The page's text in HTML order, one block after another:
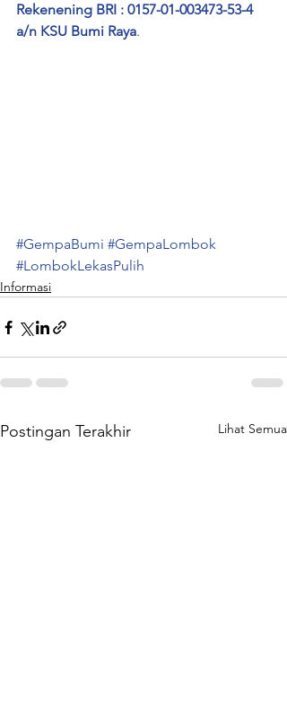
Rekenening BRI : 0157-01-003473-53-4
a/n KSU Bumi Raya.
#GempaBumi #GempaLombok
#LombokLekasPulih
Informasi
Postingan Terakhir Lihat Semua